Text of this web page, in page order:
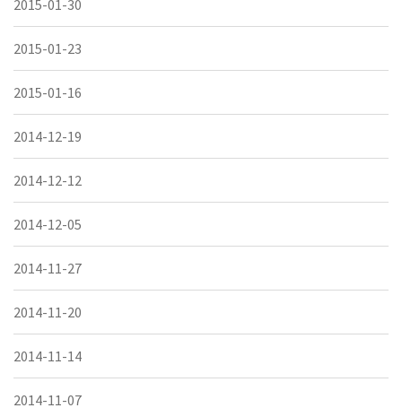
2015-01-30
2015-01-23
2015-01-16
2014-12-19
2014-12-12
2014-12-05
2014-11-27
2014-11-20
2014-11-14
2014-11-07